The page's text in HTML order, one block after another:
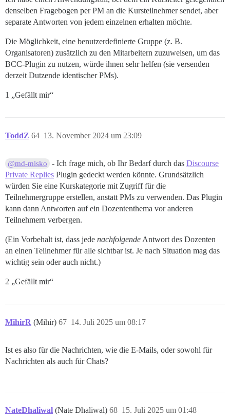
denselben Fragebogen per PM an die Kursteilnehmer sendet, aber
separate Antworten von jedem einzelnen erhalten möchte.
Die Möglichkeit, eine benutzerdefinierte Gruppe (z. B.
Organisatoren) zusätzlich zu den Mitarbeitern zuzuweisen, um das
BCC-Plugin zu nutzen, würde ihnen sehr helfen (sie versenden
derzeit Dutzende identischer PMs).
1 „Gefällt mir“
ToddZ 13. November 2024 um 23:09
64
@md-misko - Ich frage mich, ob Ihr Bedarf durch dasDiscourse
Private Replies Plugin gedeckt werden könnte. Grundsätzlich
würden Sie eine Kurskategorie mit Zugriff für die
Teilnehmergruppe erstellen, anstatt PMs zu verwenden. Das Plugin
kann dann Antworten auf ein Dozententhema vor anderen
Teilnehmern verbergen.
(Ein Vorbehalt ist, dass jede nachfolgendeAntwort des Dozenten
an einen Teilnehmer für alle sichtbar ist. Je nach Situation mag das
wichtig sein oder auch nicht.)
2 „Gefällt mir“
MihirR (Mihir) 14. Juli 2025 um 08:17
67
Ist es also für die Nachrichten, wie die E-Mails, oder sowohl für
Nachrichten als auch für Chats?
NateDhaliwal (Nate Dhaliwal) 15. Juli 2025 um 01:48
68